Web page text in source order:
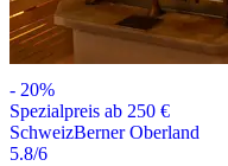
- 20%
Spezialpreis ab 250 €
SchweizBerner Oberland
5.8/6